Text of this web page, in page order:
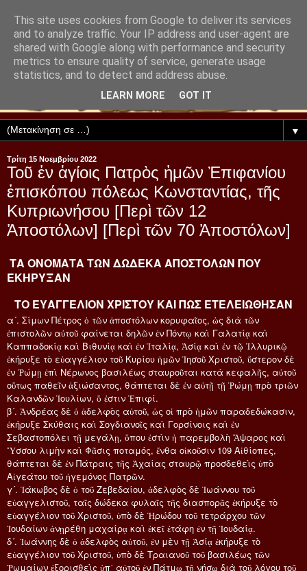
▼
Τρίτη 15 Νοεμβρίου 2022
Τοῦ ἐν ἁγίοις Πατρὸς ἡμῶν Ἐπιφανίου
ἐπισκόπου πόλεως Κωνσταντίας, τῆς
Κυπριωνήσου [Περὶ τῶν 12
Ἀποστόλων] [Περὶ τῶν 70 Ἀποστόλων]
ΤΑ ΟΝΟΜΑΤΑ ΤΩΝ ΔΩΔΕΚΑ ΑΠΟΣΤΟΛΩΝ ΠΟΥ
ΕΚΗΡΥΞΑΝ
ΤΟ ΕΥΑΓΓΕΛΙΟΝ ΧΡΙΣΤΟΥ ΚΑΙ ΠΩΣ ΕΤΕΛΕΙΩΘΗΣΑΝ
α´. Σίμων Πέτρος ὁ τῶν ἀποστόλων κορυφαῖος, ὡς διὰ τῶν
ἐπιστολῶν αὐτοῦ φαίνεται δηλῶν ἐν Πόντῳ καὶ Γαλατίᾳ καὶ
Καππαδοκίᾳ καὶ Βιθυνίᾳ καὶ ἐν Ἰταλίᾳ, Ἀσίᾳ καὶ ἐν τῷ Ἰλλυρικῷ
ἐκήρυξε τὸ εὐαγγέλιον τοῦ Κυρίου ἡμῶν Ἰησοῦ Χριστοῦ, ὕστερον δὲ
ἐν Ῥώμῃ ἐπὶ Νέρωνος βασιλέως σταυροῦται κατὰ κεφαλῆς, αὐτοῦ
οὕτως παθεῖν ἀξιώσαντος, θάπτεται δὲ ἐν αὐτῇ τῇ Ῥώμῃ πρὸ τριῶν
Καλανδῶν Ἰουλίων, ὅ ἐστιν Ἐπιφί.
β´. Ἀνδρέας δὲ ὁ ἀδελφὸς αὐτοῦ, ὡς οἱ πρὸ ἡμῶν παραδεδώκασιν,
ἐκήρυξε Σκύθαις καὶ Σογδιανοῖς καὶ Γορσίνοις καὶ ἐν
Σεβαστοπόλει τῇ μεγάλῃ, ὅπου ἐστὶν ἡ παρεμβολὴ Ἄψαρος καὶ
Ὕσσου λιμὴν καὶ Φᾶσις ποταμός, ἔνθα οἰκοῦσιν 109 Αἰθίοπες,
θάπτεται δὲ ἐν Πάτραις τῆς Ἀχαίας σταυρῷ προσδεθεὶς ὑπὸ
Αἰγεάτου τοῦ ἡγεμόνος Πατρῶν.
γ´. Ἰάκωβος δὲ ὁ τοῦ Ζεβεδαίου, ἀδελφὸς δὲ Ἰωάννου τοῦ
εὐαγγελιστοῦ, ταῖς δώδεκα φυλαῖς τῆς διασπορᾶς ἐκήρυξε τὸ
εὐαγγέλιον τοῦ Χριστοῦ, ὑπὸ δὲ Ἡρώδου τοῦ τετράρχου τῶν
Ἰουδαίων ἀνῃρέθη μαχαίρᾳ καὶ ἐκεῖ ἐτάφη ἐν τῇ Ἰουδαίᾳ.
δ´. Ἰωάννης δὲ ὁ ἀδελφὸς αὐτοῦ, ἐν μὲν τῇ Ἀσίᾳ ἐκήρυξε τὸ
εὐαγγέλιον τοῦ Χριστοῦ, ὑπὸ δὲ Τραιανοῦ τοῦ βασιλέως τῶν
Ῥωμαίων ἐξορισθεὶς ὑπ᾿ αὐτοῦ ἐν Πάτμῳ τῇ νήσῳ διὰ τοῦ λόγου τοῦ
This site uses cookies from Google to deliver its services
and to analyze traffic. Your IP address and user-agent are
shared with Google along with performance and security
metrics to ensure quality of service, generate usage
statistics, and to detect and address abuse.
LEARN MORE GOT IT